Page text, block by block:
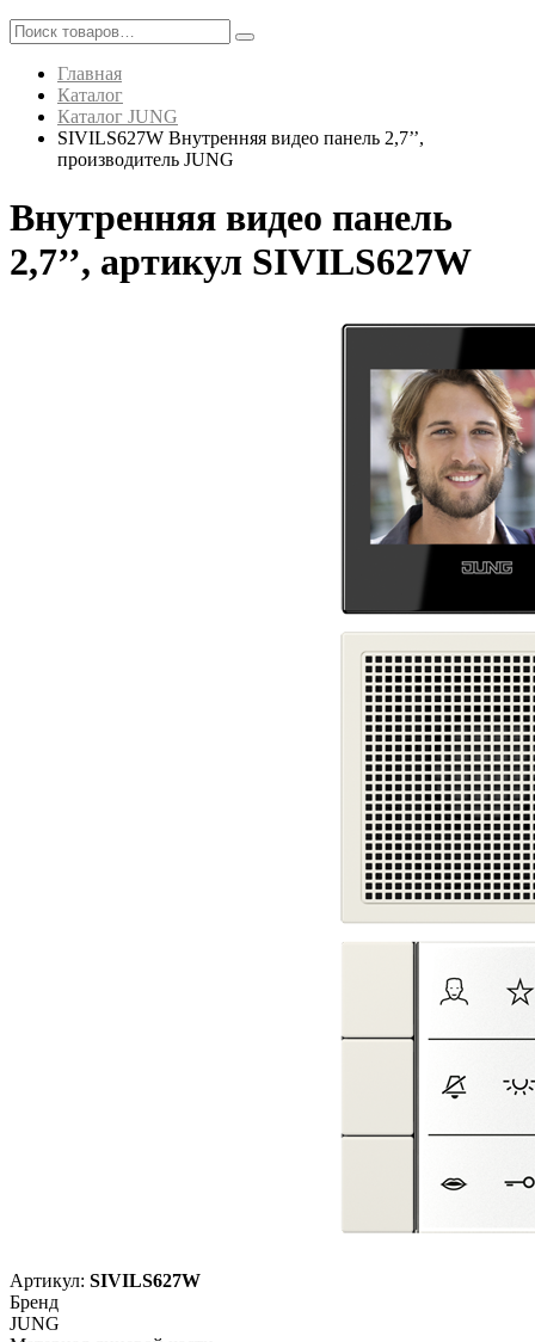
Главная
Каталог
Каталог JUNG
SIVILS627W Внутренняя видео панель 2,7’’,
производитель JUNG
Внутренняя видео панель
2,7’’, артикул SIVILS627W
Артикул: SIVILS627W
Бренд
JUNG